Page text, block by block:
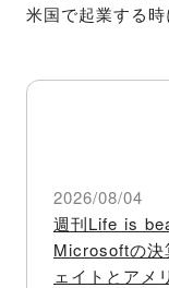
米国で起業する時
2026/08/04
週刊Life is
Microsoftの決
ェイトとアメ